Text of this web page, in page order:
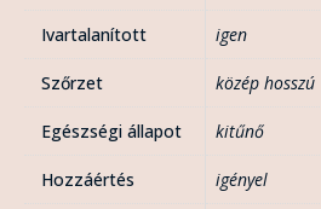
Ivartalanított igen
Szőrzet közép hosszú
Egészségi állapot kitűnő
Hozzáértés igényel